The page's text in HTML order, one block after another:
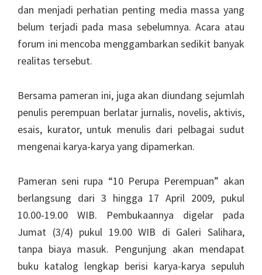
dan menjadi perhatian penting media massa yang
belum terjadi pada masa sebelumnya. Acara atau
forum ini mencoba menggambarkan sedikit banyak
realitas tersebut.
Bersama pameran ini, juga akan diundang sejumlah
penulis perempuan berlatar jurnalis, novelis, aktivis,
esais, kurator, untuk menulis dari pelbagai sudut
mengenai karya-karya yang dipamerkan.
Pameran seni rupa “10 Perupa Perempuan” akan
berlangsung dari 3 hingga 17 April 2009, pukul
10.00-19.00 WIB. Pembukaannya digelar pada
Jumat (3/4) pukul 19.00 WIB di Galeri Salihara,
tanpa biaya masuk. Pengunjung akan mendapat
buku katalog lengkap berisi karya-karya sepuluh